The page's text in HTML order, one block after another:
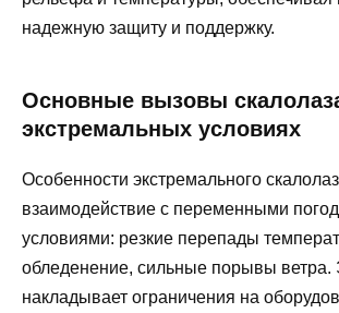
надежную защиту и поддержку.
Основные вызовы
экстремальных условиях
Особенности экстремального
взаимодействие с переменными
условиями: резкие перепады
обледенение, сильные порывы ветра.
накладывает ограничения на